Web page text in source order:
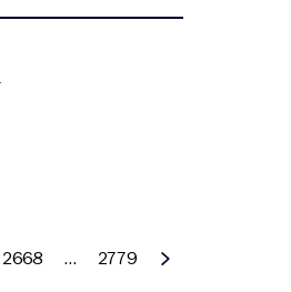
2668 …
2779